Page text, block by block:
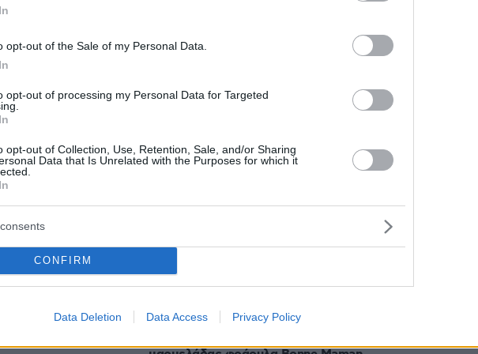
opt-out of the Sale of my Personal Data.
opt-out of processing my Personal Data for Targeted
opt-out of Collection, Use, Retention, Sale, and/or Sharing
Data that Is Unrelated with the Purposes for which it
CONFIRM
Data Deletion Data Access Privacy Policy
protothema.gr στο Google News
υγρής τροφής σε
«αποχαιρέτησε»
Ο 15χρονος που δεν πρόλαβε να
πριν 44 λεπτά